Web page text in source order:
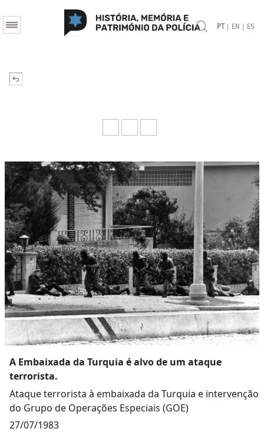
PT | EN | ES
A Embaixada da Turquia é alvo de um ataque
terrorista.
Ataque terrorista à embaixada da Turquia e intervenção
do Grupo de Operações Especiais (GOE)
27/07/1983